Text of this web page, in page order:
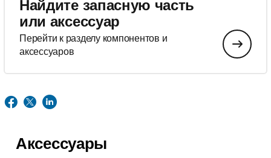
Найдите запасную часть
или аксессуар
Перейти к разделу компонентов и
аксессуаров
Аксессуары